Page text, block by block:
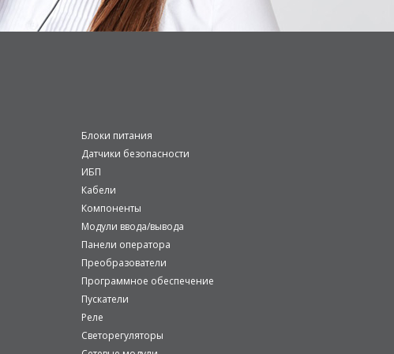
Блоки питания
Датчики безопасности
ИБП
Кабели
Компоненты
Модули ввода/вывода
Панели оператора
Преобразователи
Программное обеспечение
Пускатели
Реле
Светорегуляторы